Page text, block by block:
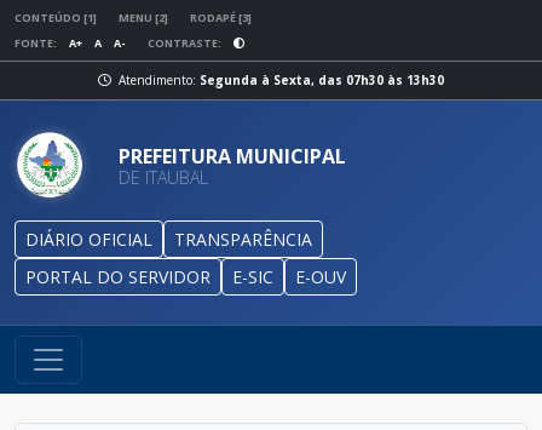
CONTEÚDO [1] MENU [2]
RODAPÉ [3]
FONTE:
A+ A A- CONTRASTE:
Atendimento: Segunda à Sexta, das 07h30 às 13h30
PREFEITURA MUNICIPAL
DE ITAUBAL
DIÁRIO OFICIAL
TRANSPARÊNCIA
PORTAL DO SERVIDOR
E-SIC E-OUV